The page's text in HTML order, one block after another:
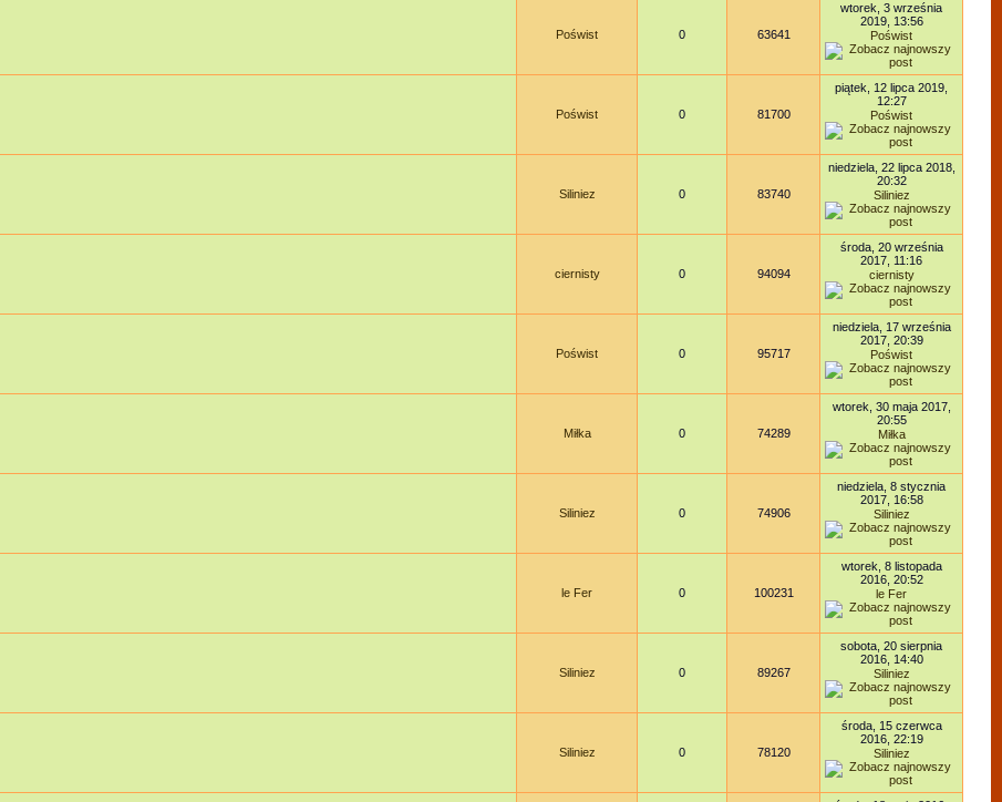
Poświst 0 63641
wtorek, 3 września
2019, 13:56
Poświst
Poświst 0 81700
piątek, 12 lipca 2019,
12:27
Poświst
Siliniez 0 83740
niedziela, 22 lipca 2018,
20:32
Siliniez
ciernisty 0 94094
środa, 20 września
2017, 11:16
ciernisty
Poświst 0 95717
niedziela, 17 września
2017, 20:39
Poświst
Miłka 0 74289
wtorek, 30 maja 2017,
20:55
Miłka
Siliniez 0 74906
niedziela, 8 stycznia
2017, 16:58
Siliniez
le Fer 0 100231
wtorek, 8 listopada
2016, 20:52
le Fer
Siliniez 0 89267
sobota, 20 sierpnia
2016, 14:40
Siliniez
Siliniez 0 78120
środa, 15 czerwca
2016, 22:19
Siliniez